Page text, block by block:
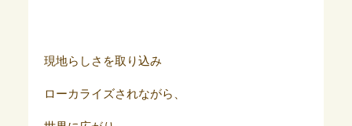
現地らしさを取り込み
ローカライズされながら、